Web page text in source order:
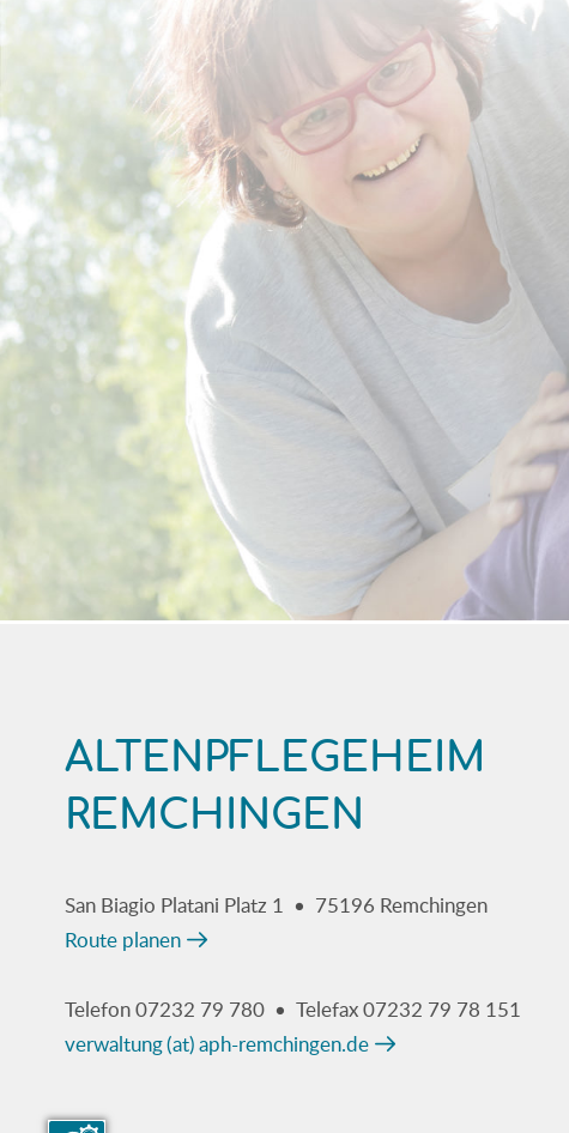
ALTENPFLEGEHEIM
REMCHINGEN
San Biagio Platani Platz 1 • 75196 Remchingen
Route planen
Telefon 07232 79 780 • Telefax 07232 79 78 151
verwaltung (at) aph-remchingen.de